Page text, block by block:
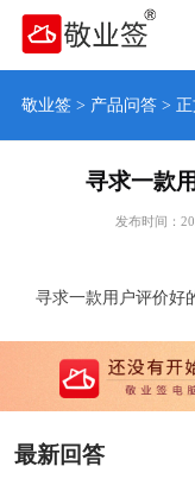
敬业签> 产品问答> 正
寻求一款
发布时间：
寻求一款用户评价好
最新回答